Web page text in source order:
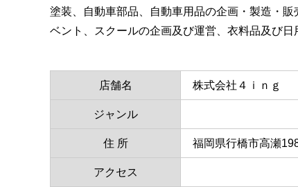
塗装、自動車部品、自動車用品の企画・製造・
ベント、スクールの企画及び運営、衣料品及び
店舗名 株式会社４ｉｎｇ
ジャンル
住 所 福岡県行橋市高瀬
アクセス